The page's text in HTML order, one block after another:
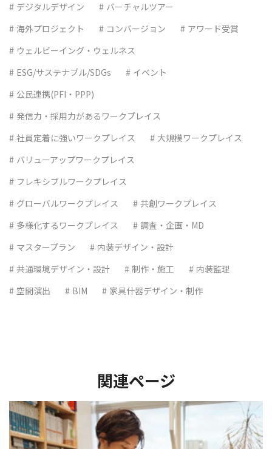
デジタルデザイン
バーチャルツアー
海外プロジェクト
コンバージョン
アワード受賞
ウェルビーイング・ウェルネス
ESG/サステナブル/SDGs
イベント
公民連携(PFI・PPP)
発信力・採用力があるワークプレイス
社員定着に強いワークプレイス
大規模ワークプレイス
バリューアップワークプレイス
フレキシブルワークプレイス
グローバルワークプレイス
共創ワークプレイス
多様化するワークプレイス
調査・企画・MD
マスタープラン
内装デザイン・設計
共通環境デザイン・設計
制作・施工
内装監理
空間演出
BIM 家具什器デザイン・制作
関連ページ